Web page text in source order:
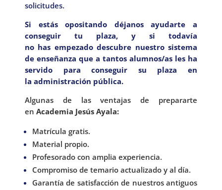
solicitudes.
Si estás opositando déjanos ayudarte a
conseguir tu plaza, y si todavía
no has empezado descubre nuestro sistema
de enseñanza que a tantos alumnos/as les ha
servido para conseguir su plaza en
la administración pública.
Algunas de las ventajas de prepararte
en Academia Jesús Ayala:
Matrícula gratis.
Material propio.
Profesorado con amplia experiencia.
Compromiso de temario actualizado y al día.
Garantía de satisfacción de nuestros antiguos